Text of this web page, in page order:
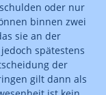
oder nur
binnen zwei
sie an der
spätestens
der
gilt dann als